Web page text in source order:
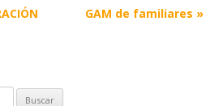
GAM de familiares »